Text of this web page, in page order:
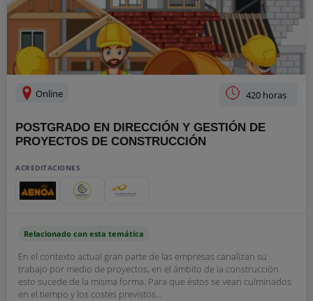
Online 420 horas
POSTGRADO EN DIRECCIÓN Y GESTIÓN DE
PROYECTOS DE CONSTRUCCIÓN
ACREDITACIONES
Relacionado con esta temática
En el contexto actual gran parte de las empresas canalizan su
trabajo por medio de proyectos, en el ámbito de la construcción
esto sucede de la misma forma. Para que éstos se vean culminados
en el tiempo y los costes previstos...